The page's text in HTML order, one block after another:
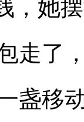
，她
走了
盏移